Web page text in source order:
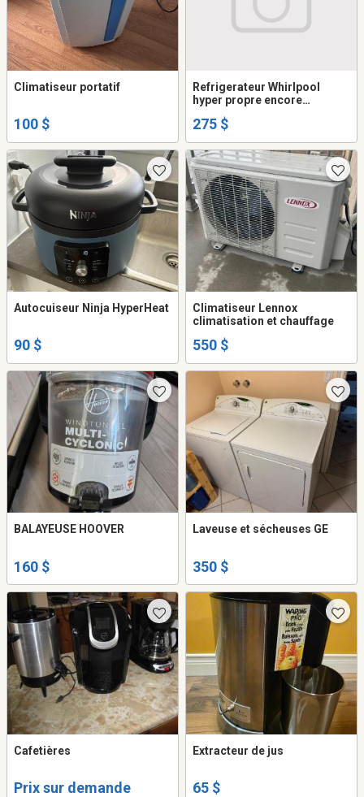
Climatiseur portatif
100 $
Refrigerateur Whirlpool
hyper propre encore
275 $
Autocuiseur Ninja HyperHeat
90 $
Climatiseur Lennox
climatisation et chauffage
550 $
BALAYEUSE HOOVER
160 $
Laveuse et sécheuses GE
350 $
Cafetières
Prix sur demande
Extracteur de jus
65 $